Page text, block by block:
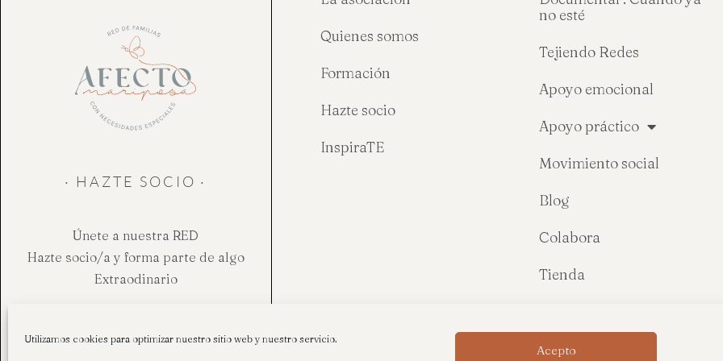
Utilizamos cookies para optimizar nuestro sitio web y nuestro servicio.
Acepto
· HAZTE SOCIO ·
Únete a nuestra RED
Hazte socio/a y forma parte de algo
Extraodinario
Hazte socio
Quienes somos
Formación
Hazte socio
InspiraTE
no esté
Tejiendo Redes
Apoyo emocional
Apoyo práctico
Movimiento social
Blog
Colabora
Tienda